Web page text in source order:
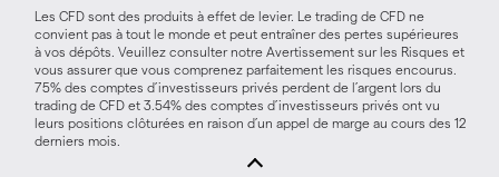
Les CFD sont des produits à effet de levier. Le trading de CFD ne
convient pas à tout le monde et peut entraîner des pertes supérieures
à vos dépôts. Veuillez consulter notre Avertissement sur les Risques et
vous assurer que vous comprenez parfaitement les risques encourus.
75% des comptes d’investisseurs privés perdent de l’argent lors du
trading de CFD et 3.54% des comptes d’investisseurs privés ont vu
leurs positions clôturées en raison d’un appel de marge au cours des 12
derniers mois.